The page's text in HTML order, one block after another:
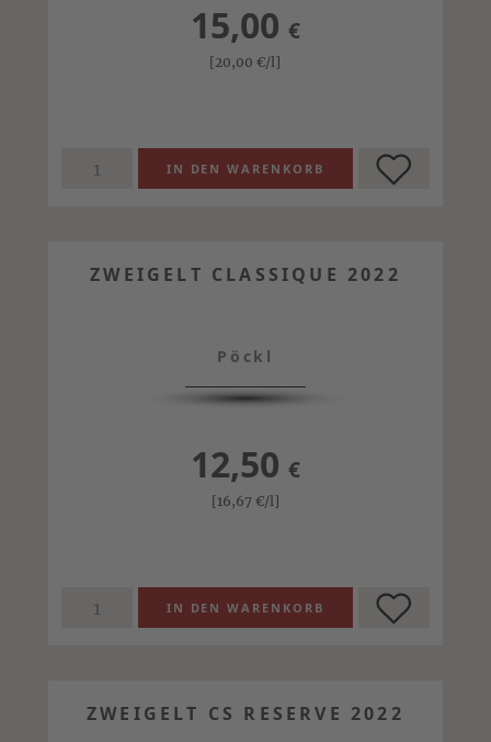
15,00 €
[20,00€/l]
ZWEIGELT CLASSIQUE 2022
Pöckl
12,50 €
[16,67 €/l]
ZWEIGELT CS RESERVE 2022